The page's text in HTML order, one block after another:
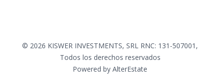
© 2026 KISWER INVESTMENTS, SRL RNC: 131-507001 ,
Todos los derechos reservados
Powered by AlterEstate